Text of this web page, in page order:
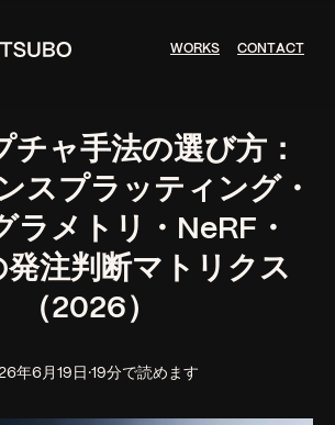
WORKS CONTACT
チャ手法の選び方：
スプラッティング・
ラメトリ・NeRF・
発注判断マトリクス
（2026）
年6月19日 ·19分で読めます